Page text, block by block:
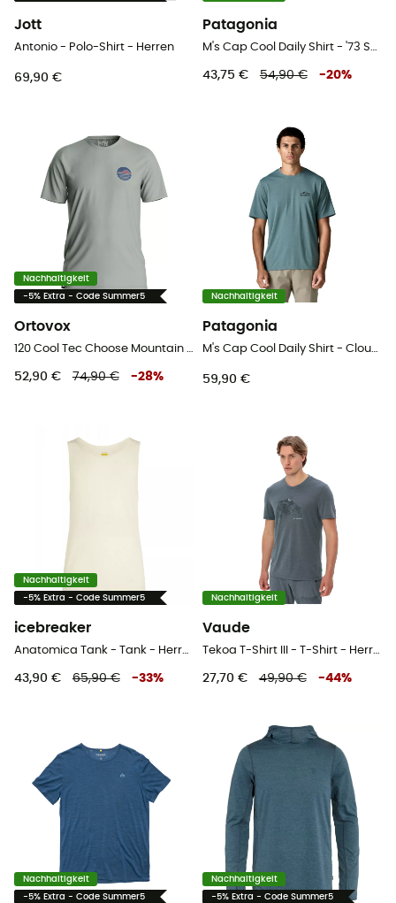
Jott
Antonio - Polo-Shirt - Herren
69,90 €
Patagonia
M's Cap Cool Daily Shirt - '73 Skyline - T-Shirt - Herren
43,75 € 54,90 € -20%
Nachhaltigkeit
-5% Extra - Code Summer5
Ortovox
52,90 € 74,90 € -28%
Nachhaltigkeit
Patagonia
59,90 €
Nachhaltigkeit
-5% Extra - Code Summer5
icebreaker
43,90 € 65,90 € -33%
Nachhaltigkeit
Vaude
27,70 € 49,90 € -44%
Nachhaltigkeit
-5% Extra - Code Summer5
Nachhaltigkeit
-5% Extra - Code Summer5